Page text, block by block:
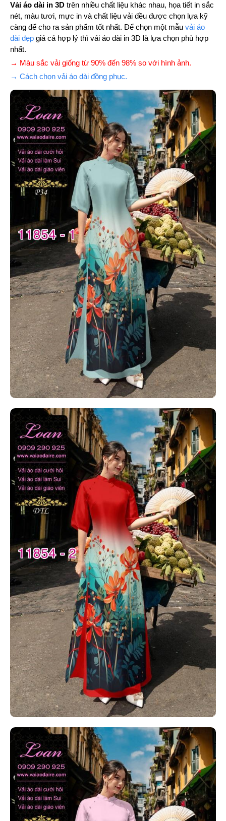
Vải áo dài in 3D trên nhiều chất liệu khác nhau, họa tiết in sắc
nét, màu tươi, mực in và chất liệu vải đều được chọn lựa kỹ
càng để cho ra sản phẩm tốt nhất. Để chọn một mẫu vải áo
dài đẹp giá cả hợp lý thì vải áo dài in 3D là lựa chọn phù hợp
nhất.
→ Màu sắc vải giống từ 90% đến 98% so với hình ảnh.
→ Cách chọn vải áo dài đồng phục.